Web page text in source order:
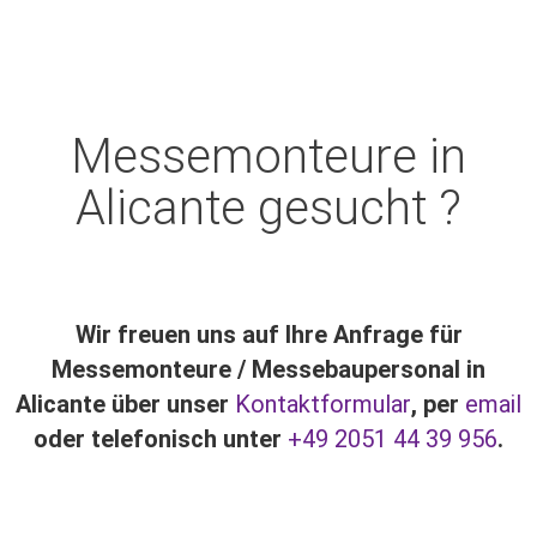
Messemonteure in
Alicante gesucht ?
Wir freuen uns auf Ihre Anfrage für
Messemonteure / Messebaupersonal in
Alicante über unser Kontaktformular, per email
oder telefonisch unter +49 2051 44 39 956.